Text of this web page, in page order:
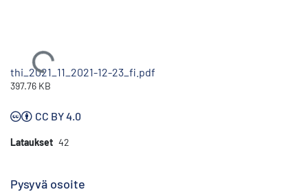
Ladataan...
thi_2021_11_2021-12-23_fi.pdf
397.76 KB
CC BY 4.0
Lataukset 42
Pysyvä osoite